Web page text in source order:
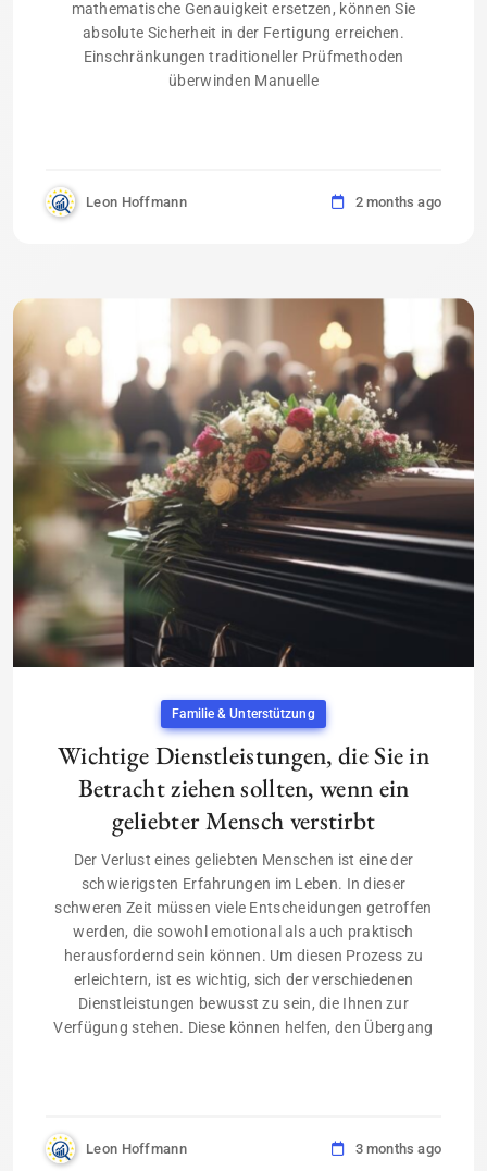
mathematische Genauigkeit ersetzen, können Sie
absolute Sicherheit in der Fertigung erreichen.
Einschränkungen traditioneller Prüfmethoden
überwinden Manuelle
Leon Hoffmann 2 months ago
Familie & Unterstützung
Wichtige Dienstleistungen, die Sie in
Betracht ziehen sollten, wenn ein
geliebter Mensch verstirbt
Der Verlust eines geliebten Menschen ist eine der
schwierigsten Erfahrungen im Leben. In dieser
schweren Zeit müssen viele Entscheidungen getroffen
werden, die sowohl emotional als auch praktisch
herausfordernd sein können. Um diesen Prozess zu
erleichtern, ist es wichtig, sich der verschiedenen
Dienstleistungen bewusst zu sein, die Ihnen zur
Verfügung stehen. Diese können helfen, den Übergang
Leon Hoffmann 3 months ago